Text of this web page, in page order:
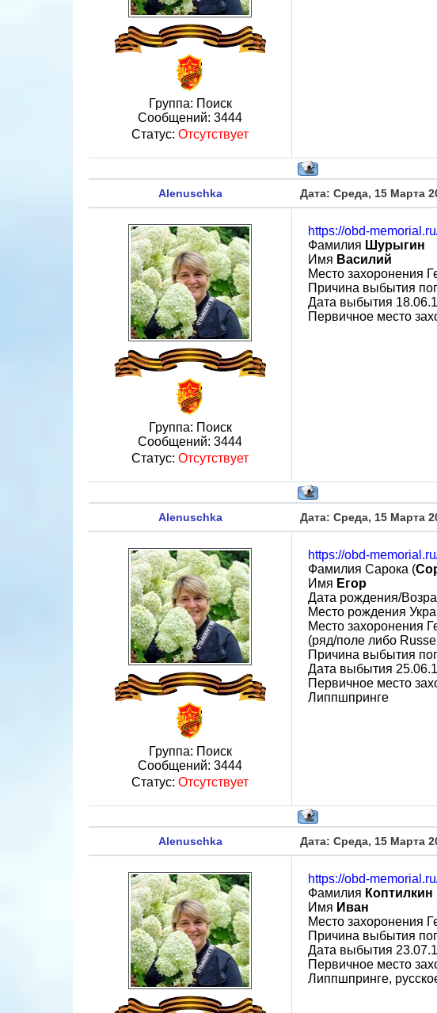
Группа: Поиск
Сообщений: 3444
Статус: Отсутствует
Alenuschka Дата: Среда, 15 Марта
Группа: Поиск
Сообщений: 3444
Статус: Отсутствует
https://obd-
Фамилия Шурыгин
Имя Василий
Место захоронения
Причина выбытия
Дата выбытия
Первичное место
Alenuschka Дата: Среда, 15 Марта
Группа: Поиск
Сообщений: 3444
Статус: Отсутствует
https://obd-
Фамилия Сарока (
Имя Егор
Дата рождения/
Место рождения
Место захоронения
(ряд/поле либо
Причина выбытия
Дата выбытия
Первичное место
Липпшпринге
Alenuschka Дата: Среда, 15 Марта
https://obd-
Фамилия Коптилкин
Имя Иван
Место захоронения
Причина выбытия
Дата выбытия
Первичное место
Липпшпринге,